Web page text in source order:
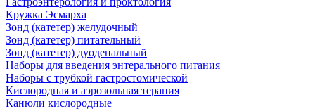
Кружка Эсмарха
Зонд (катетер) желудочный
Зонд (катетер) питательный
Зонд (катетер) дуоденальный
Наборы для введения энтерального питания
Наборы с трубкой гастростомической
Кислородная и аэрозольная терапия
Канюли кислородные